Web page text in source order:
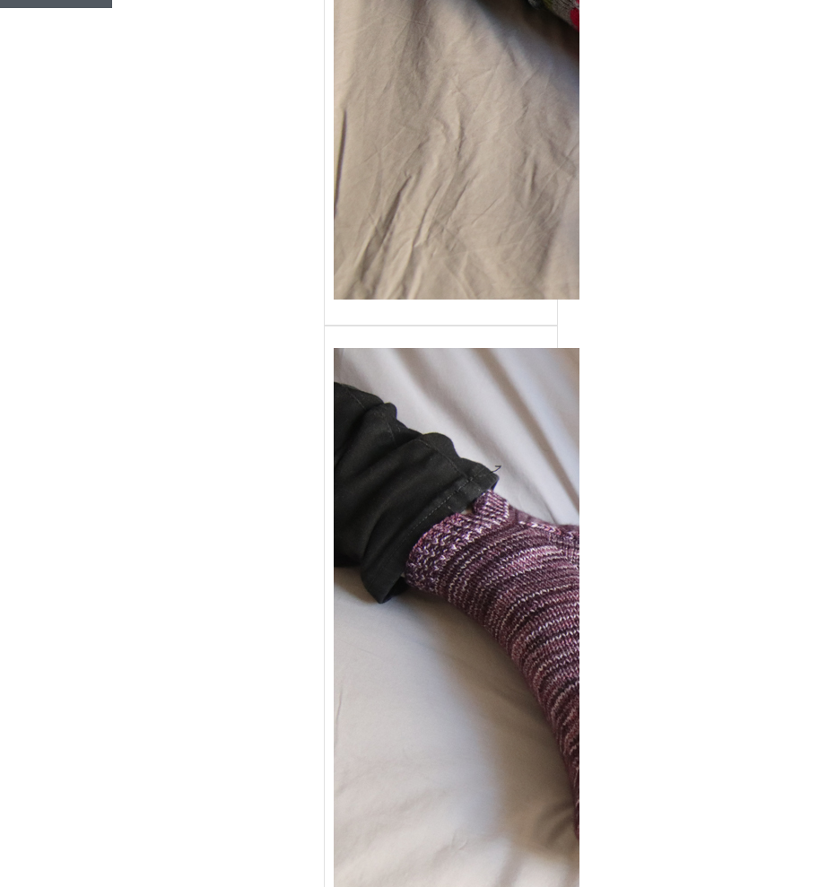
Ce patron a été
initialement créé pour
les membres de…
{Tricot} Le défi 2026
: Je tricote mes
socquettes
C’est la 4ème année
j’organise un défi de…